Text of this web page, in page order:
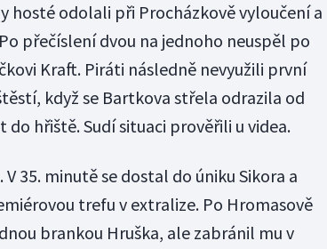
hosté odolali při Procházkově vyloučení a
přečíslení dvou na jednoho neuspěl po
Kraft. Piráti následně nevyužili první
když se Bartkova střela odrazila od
hřiště. Sudí situaci prověřili u videa.
35. minutě se dostal do úniku Sikora a
trefu v extralize. Po Hromasově
brankou Hruška, ale zabránil mu v